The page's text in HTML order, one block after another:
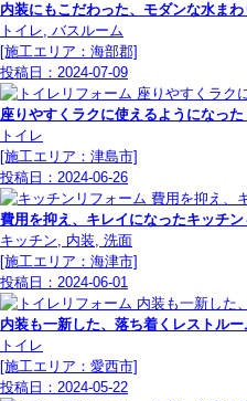
内装にもこだわった、モダンな水まわ
トイレ, バスルーム
[施工エリア：海部郡]
投稿日： 2024-07-09
座りやすくラクに使えるようになった
トイレ
[施工エリア：津島市]
投稿日： 2024-06-26
費用を抑え、キレイになったキッチ
キッチン, 内装, 洗面
[施工エリア：海津市]
投稿日： 2024-06-01
内装も一新した、落ち着くレストルー
トイレ
[施工エリア：愛西市]
投稿日： 2024-05-22